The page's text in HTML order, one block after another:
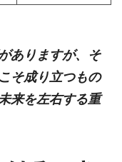
ありますが、そ
そ成り立つもの
来を左右する重